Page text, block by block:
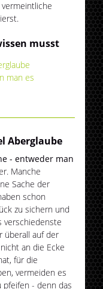
vermeintliche
musst
man es
Aberglaube
- entweder man
Manche
Sache der
schon
zu sichern und
verschiedenste
überall auf der
an die Ecke
für die
vermeiden es
pfeifen - denn das